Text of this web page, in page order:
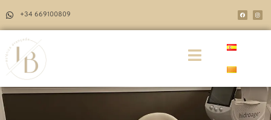
+34 669100809